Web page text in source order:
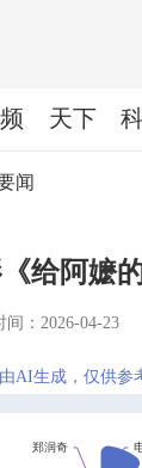
闻
天下
给阿嬷
间：2026-04-23
AI生成，仅供参